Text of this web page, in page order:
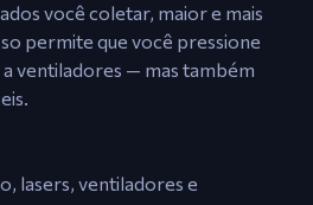
você coletar, maior e mais
permite que você pressione
ventiladores — mas também
lasers, ventiladores e